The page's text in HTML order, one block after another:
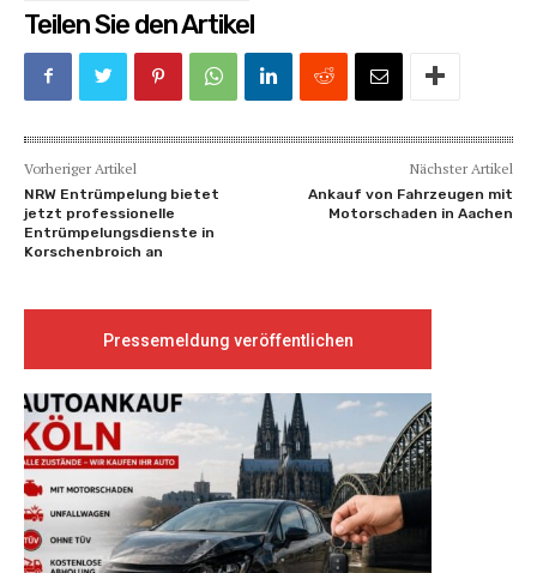
Teilen Sie den Artikel
Vorheriger Artikel
NRW Entrümpelung bietet
jetzt professionelle
Entrümpelungsdienste in
Korschenbroich an
Nächster Artikel
Ankauf von Fahrzeugen mit
Motorschaden in Aachen
Pressemeldung veröffentlichen